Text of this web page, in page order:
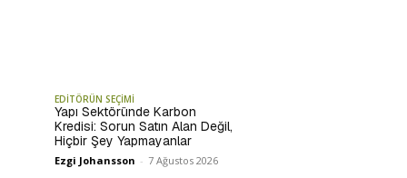
EDİTÖRÜN SEÇİMİ
Yapı Sektöründe Karbon
Kredisi: Sorun Satın Alan Değil,
Hiçbir Şey Yapmayanlar
Ezgi Johansson - 7 Ağustos 2026